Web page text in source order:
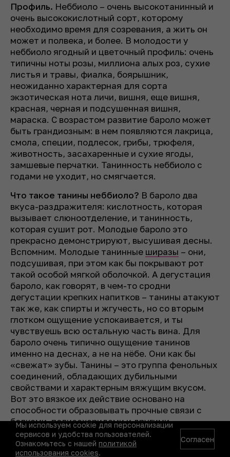
Профиль. Неббиоло – очень высокотанинный и
очень высококислотный сорт, которому
необходимо время для созревания, а жить он
может и полвека, и более. В молодости у
неббиоло ягодный и цветочный профиль: очень
типичны ноты розы, миллиона алых роз, сухие
листья и травы, фиалка, боярышник,
неожиданно характерная для сорта
экзотическая нота личи, вишня, еще вишня,
красная, черная и подсушенная вишня,
мараска. С возрастом развитие бароло может
быть грандиозным: в нем появляются лакрица,
смола, специи, подлесок, грибы, трюфеля,
животность, засахаренные и сухие ягоды,
замшевые перчатки. Танинность неббиоло с
годами не уходит, но смягчается.
Что такое танины неббиоло? В бароло два
вкуса-раздражителя: кислотность, которая
вызывает слюноотделение, и танинность,
которая сушит рот. Молодые бароло это
прекрасно демонстрируют, высушивая десны.
Вспомним. Молодые танинные ширазы – они,
подсушивая, при этом как бы покрывают рот
такой особой мягкой оболочкой. А дегустация
бароло, как говорят, в чем-то сродни
дегустации крепких напитков – танины атакуют
так же, как спирты и жгучесть, но со вторым
глотком ощущение успокаивается, и ты
чувствуешь всю остальную часть вина. Для
бароло очень типично ощущение танинов
именно на деснах, а не на нёбе. Они как бы
«свежат» зубы. Танины – это группа фенольных
соединений, обладающих дубильными
свойствами и характерным вяжущим вкусом.
Вот это вязкое их действие основано на
способности образовывать прочные связи с
белками, полисахаридами и другими
биополимерами. У каждого сорта свой набор
соединений, мы это видим даже по цвету,
Мы используем cookie для персонализации
сервисов и удобства пользователей.
Ознакомьтесь с нашей политикой
использования cookies.
Согласен